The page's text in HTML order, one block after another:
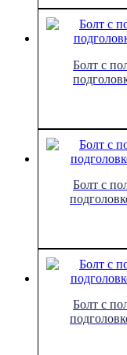
Болт с
Болт с
Болт с